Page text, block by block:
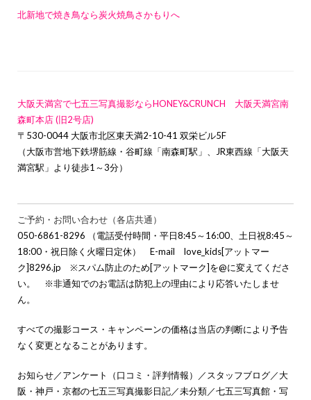
北新地で焼き鳥なら炭火焼鳥さかもりへ
大阪天満宮で七五三写真撮影ならHONEY&CRUNCH 大阪天満宮南
森町本店 (旧2号店)
〒530-0044 大阪市北区東天満2-10-41 双栄ビル5F
（大阪市営地下鉄堺筋線・谷町線「南森町駅」、JR東西線「大阪天
満宮駅」より徒歩1～3分）
ご予約・お問い合わせ（各店共通）
050-6861-8296 （電話受付時間・平日8:45～16:00、土日祝8:45～
18:00・祝日除く火曜日定休） E-mail love_kids[アットマー
ク]8296.jp ※スパム防止のため[アットマーク]を@に変えてくださ
い。 ※非通知でのお電話は防犯上の理由により応答いたしませ
ん。
すべての撮影コース・キャンペーンの価格は当店の判断により予告
なく変更となることがあります。
お知らせ／アンケート（口コミ・評判情報） ／ スタッフブログ／大
阪・神戸・京都の七五三写真撮影日記／未分類／七五三写真館・写